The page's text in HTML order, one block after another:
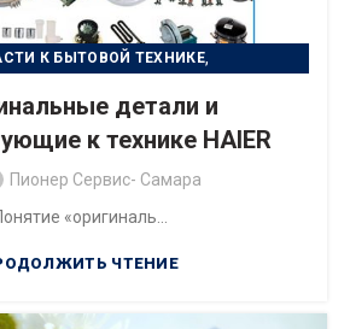
К БЫТОВОЙ ТЕХНИКЕ,
детали и
к технике HAIER
Пионер Сервис- Самара
«оригиналь...
ЧТЕНИЕ